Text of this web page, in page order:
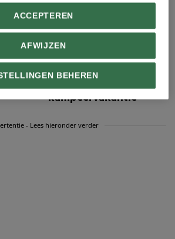
atoombom?
het
geschiedenis van de
kampeervakantie
- Lees hieronder verder
BEHEREN
AFWIJZEN
ACCEPTEREN